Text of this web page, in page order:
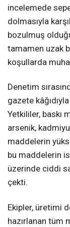
incelemede
dolmasıyla
bozulmuş
tamamen uzak
koşullarda
Denetim
gazete
Yetkililer, baskı
arsenik,
maddelerin
bu maddelerin
üzerinde ciddi
çekti.
Ekipler, üretimi
hazırlanan tüm